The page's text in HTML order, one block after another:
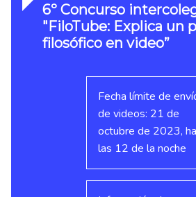
6º Concurso
"FiloTube: Explica un
filosófico en video”
Fecha límite de
de videos: 21 de
octubre de 2023,
las 12 de la noche